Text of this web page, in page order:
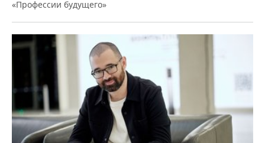
«Профессии будущего»